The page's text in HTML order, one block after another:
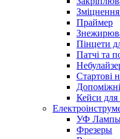
Зміцнення
Праймер
Пінцети
Патчі та
Стартові
Кейси для
УФ
Фрезеры